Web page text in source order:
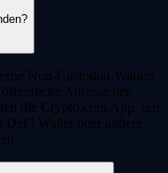
Non-Custodial-Wallets
Adresse der
die Crypto.com App, um
DeFi Wallet oder andere